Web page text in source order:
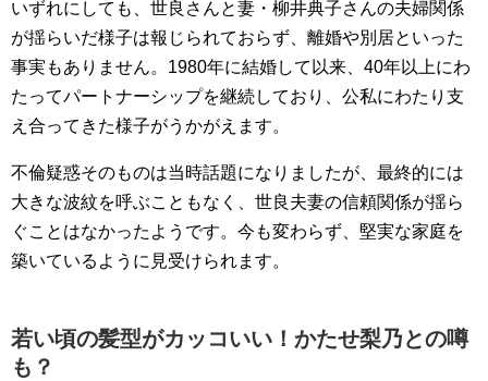
いずれにしても、世良さんと妻・柳井典子さんの夫婦関係
が揺らいだ様子は報じられておらず、離婚や別居といった
事実もありません。1980年に結婚して以来、40年以上にわ
たってパートナーシップを継続しており、公私にわたり支
え合ってきた様子がうかがえます。
不倫疑惑そのものは当時話題になりましたが、最終的には
大きな波紋を呼ぶこともなく、世良夫妻の信頼関係が揺ら
ぐことはなかったようです。今も変わらず、堅実な家庭を
築いているように見受けられます。
若い頃の髪型がカッコいい！かたせ梨乃との噂
も？